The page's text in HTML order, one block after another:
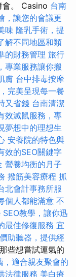
會。 Casino 台南
，讓您的會議更
味 隆乳手術，提
解不同地區和類
的財務管理 旅行
專業服務讓你搬
膚 台中排毒按摩
完美呈現每一餐
又省錢 台南清潔
效滅鼠服務，專
夢想中的理想生
安養院的特色與
效的SEO關鍵字
營養均衡的月子
撥筋美容療程 抓
北會計事務所服
個人都能滿意 不
教學，讓你迅
最佳修復服務 宜
助聽器，提供經
些想嘗試運氣的
，適合親友聚會的
法律服務 美白療